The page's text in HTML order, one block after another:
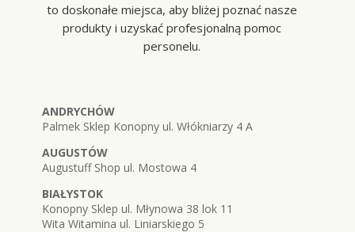
to doskonałe miejsca, aby bliżej poznać nasze
produkty i uzyskać profesjonalną pomoc
personelu.
ANDRYCHÓW
Palmek Sklep Konopny ul. Włókniarzy 4 A
AUGUSTÓW
Augustuff Shop ul. Mostowa 4
BIAŁYSTOK
Konopny Sklep ul. Młynowa 38 lok 11
Wita Witamina ul. Liniarskiego 5